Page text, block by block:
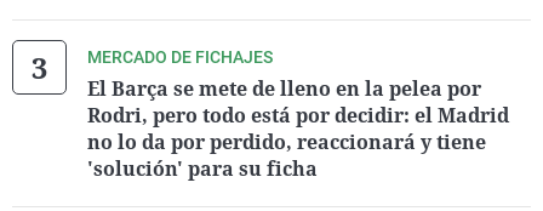
MERCADO DE FICHAJES
El Barça se mete de lleno en la pelea por
Rodri, pero todo está por decidir: el Madrid
no lo da por perdido, reaccionará y tiene
'solución' para su ficha